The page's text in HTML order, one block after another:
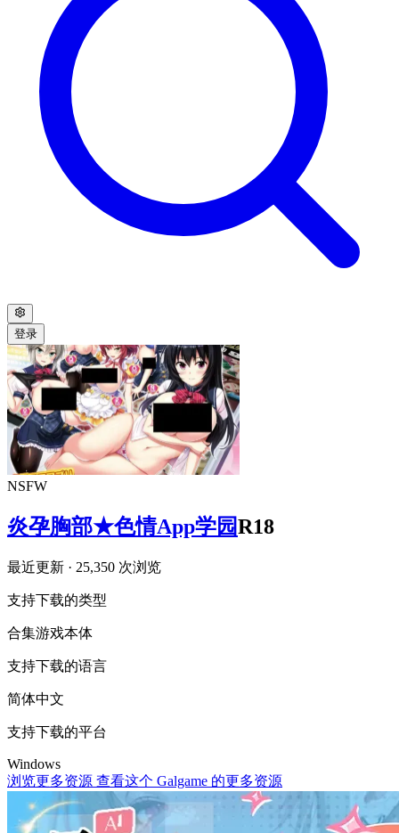
登录
NSFW
炎孕胸部★色情App学园R18
最近更新 · 25,350 次浏览
支持下载的类型
合集游戏本体
支持下载的语言
简体中文
支持下载的平台
Windows
浏览更多资源 查看这个 Galgame 的更多资源